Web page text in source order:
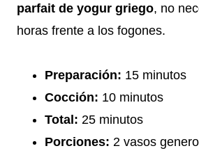
parfait de yogur griego, no
horas frente a los fogones.
Preparación: 15 minutos
Cocción: 10 minutos
Total: 25 minutos
Porciones: 2 vasos